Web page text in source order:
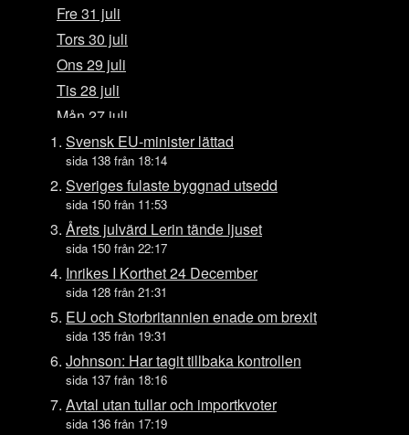
Fre 31 juli
Tors 30 juli
Ons 29 juli
Tis 28 juli
Mån 27 juli
Sön 26 juli
Lör 25 juli
Fre 24 juli
Tors 23 juli
Ons 22 juli
Tis 21 juli
Mån 20 juli
Sön 19 juli
Lör 18 juli
Fre 17 juli
Tors 16 juli
Ons 15 juli
Svensk EU-minister lättad
sida 138 från 18:14
Sveriges fulaste byggnad utsedd
sida 150 från 11:53
Årets julvärd Lerin tände ljuset
sida 150 från 22:17
Inrikes I Korthet 24 December
sida 128 från 21:31
EU och Storbritannien enade om brexit
sida 135 från 19:31
Johnson: Har tagit tillbaka kontrollen
sida 137 från 18:16
Avtal utan tullar och importkvoter
sida 136 från 17:19